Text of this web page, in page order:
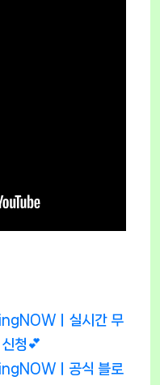
ㅣ실시간 무
청💕
ㅣ공식 블로